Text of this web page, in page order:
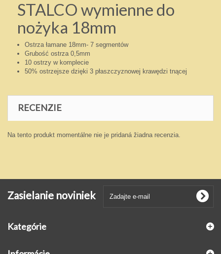
STALCO wymienne do
nożyka 18mm
Ostrza łamane 18mm- 7 segmentów
Grubość ostrza 0,5mm
10 ostrzy w komplecie
50% ostrzejsze dzięki 3 płaszczyznowej krawędzi tnącej
RECENZIE
Na tento produkt momentálne nie je pridaná žiadna recenzia.
Zasielanie noviniek
Kategórie